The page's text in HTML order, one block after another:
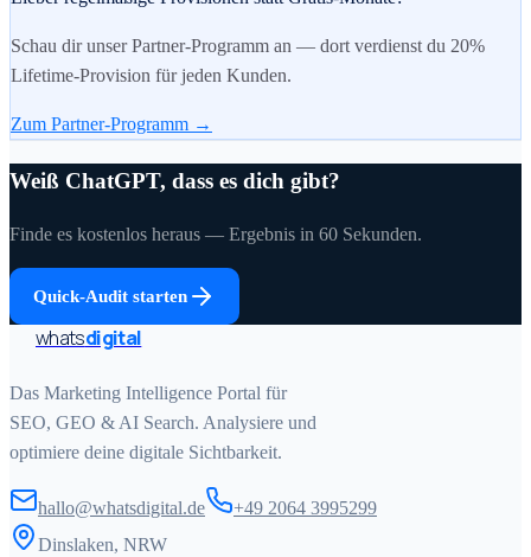
Schau dir unser Partner-Programm an — dort verdienst du 20%
Lifetime-Provision für jeden Kunden.
Zum Partner-Programm →
Weiß ChatGPT, dass es dich gibt?
Finde es kostenlos heraus — Ergebnis in 60 Sekunden.
Quick-Audit starten
whatsdigital
Das Marketing Intelligence Portal für
SEO, GEO & AI Search. Analysiere und
optimiere deine digitale Sichtbarkeit.
hallo@whatsdigital.de
+49 2064 3995299
Dinslaken, NRW